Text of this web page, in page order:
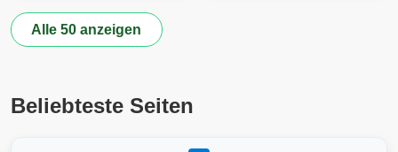
Alle 50 anzeigen
Beliebteste Seiten